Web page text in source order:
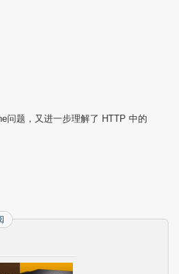
问题，又进一步理解了 HTTP 中的